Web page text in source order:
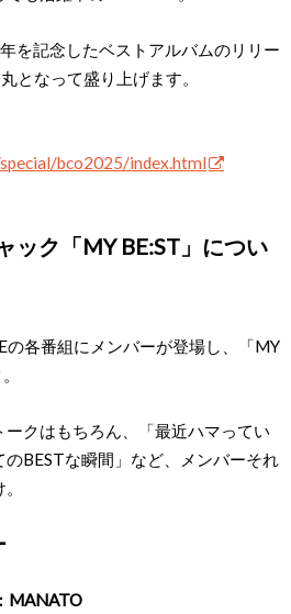
を記念したベストアルバムのリリー
となって盛り上げます。
bco2025/index.html
ック「MY BE:ST」につい
の各番組にメンバーが登場し、「MY
クはもちろん、「最近ハマってい
BESTな瞬間」など、メンバーそれ
MANATO